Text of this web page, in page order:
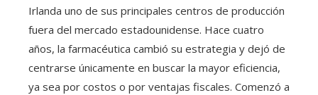
Irlanda uno de sus principales centros de producción
fuera del mercado estadounidense. Hace cuatro
años, la farmacéutica cambió su estrategia y dejó de
centrarse únicamente en buscar la mayor eficiencia,
ya sea por costos o por ventajas fiscales. Comenzó a